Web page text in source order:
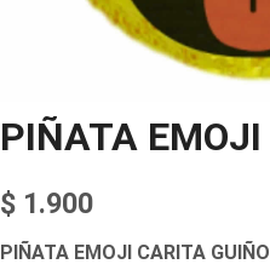
PIÑATA EMOJI
$ 1.900
PIÑATA EMOJI CARITA GUIÑO